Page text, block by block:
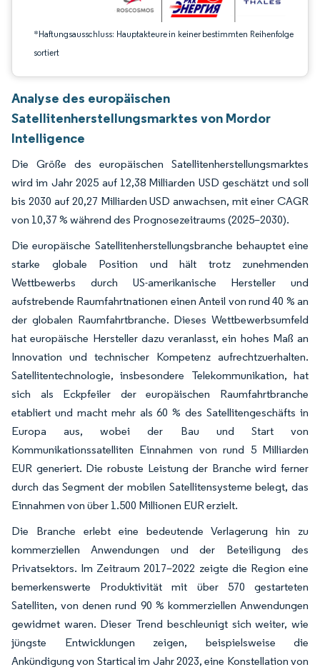
*Haftungsausschluss: Hauptakteure in keiner bestimmten Reihenfolge
sortiert
Analyse des europäischen
Satellitenherstellungsmarktes von Mordor
Intelligence
Die Größe des europäischen Satellitenherstellungsmarktes
wird im Jahr 2025 auf 12,38 Milliarden USD geschätzt und soll
bis 2030 auf 20,27 Milliarden USD anwachsen, mit einer CAGR
von 10,37 % während des Prognosezeitraums (2025–2030).
Die europäische Satellitenherstellungsbranche behauptet eine
starke globale Position und hält trotz zunehmenden
Wettbewerbs durch US-amerikanische Hersteller und
aufstrebende Raumfahrtnationen einen Anteil von rund 40 % an
der globalen Raumfahrtbranche. Dieses Wettbewerbsumfeld
hat europäische Hersteller dazu veranlasst, ein hohes Maß an
Innovation und technischer Kompetenz aufrechtzuerhalten.
Satellitentechnologie, insbesondere Telekommunikation, hat
sich als Eckpfeiler der europäischen Raumfahrtbranche
etabliert und macht mehr als 60 % des Satellitengeschäfts in
Europa aus, wobei der Bau und Start von
Kommunikationssatelliten Einnahmen von rund 5 Milliarden
EUR generiert. Die robuste Leistung der Branche wird ferner
durch das Segment der mobilen Satellitensysteme belegt, das
Einnahmen von über 1.500 Millionen EUR erzielt.
Die Branche erlebt eine bedeutende Verlagerung hin zu
kommerziellen Anwendungen und der Beteiligung des
Privatsektors. Im Zeitraum 2017–2022 zeigte die Region eine
bemerkenswerte Produktivität mit über 570 gestarteten
Satelliten, von denen rund 90 % kommerziellen Anwendungen
gewidmet waren. Dieser Trend beschleunigt sich weiter, wie
jüngste Entwicklungen zeigen, beispielsweise die
Ankündigung von Startical im Jahr 2023, eine Konstellation von